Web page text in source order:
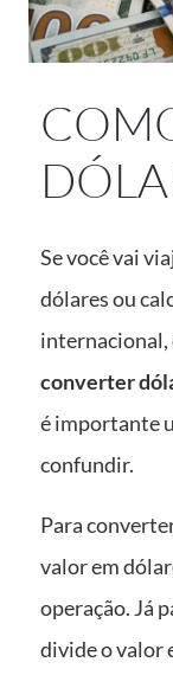
Se você vai
dólares ou
internacional,
converter
é importante
confundir.
Para
valor em
operação. Já
divide o valor